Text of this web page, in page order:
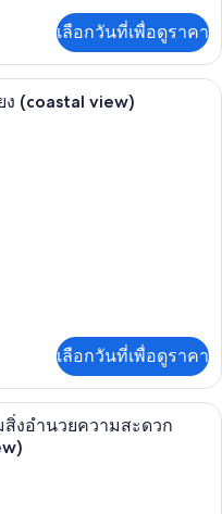
เลือกวันที่เพื่อดูราคา
รื่องนอนระดับพรีเมียม, ผ้านวมขนเ
ง (coastal view)
เลือกวันที่เพื่อดูราคา
งนอนระดับพรีเมียม, ผ้านวมขนเ
สิ่งอำนวยความสะดวก